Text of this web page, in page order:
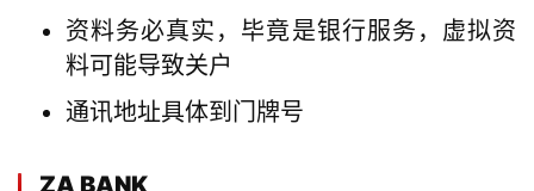
资料务必真实，毕竟是银行服务，虚拟资
料可能导致关户
通讯地址具体到门牌号
ZA BANK